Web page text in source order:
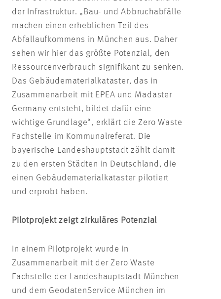
der Infrastruktur. „Bau- und Abbruchabfälle
machen einen erheblichen Teil des
Abfallaufkommens in München aus. Daher
sehen wir hier das größte Potenzial, den
Ressourcenverbrauch signifikant zu senken.
Das Gebäudematerialkataster, das in
Zusammenarbeit mit EPEA und Madaster
Germany entsteht, bildet dafür eine
wichtige Grundlage“, erklärt die Zero Waste
Fachstelle im Kommunalreferat. Die
bayerische Landeshauptstadt zählt damit
zu den ersten Städten in Deutschland, die
einen Gebäudematerialkataster pilotiert
und erprobt haben.
Pilotprojekt zeigt zirkuläres Potenzial
In einem Pilotprojekt wurde in
Zusammenarbeit mit der Zero Waste
Fachstelle der Landeshauptstadt München
und dem GeodatenService München im